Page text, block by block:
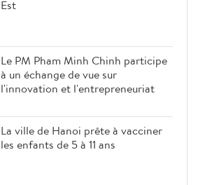
Le PM Pham Minh Chinh participe
à un échange de vue sur
l'innovation et l'entrepreneuriat